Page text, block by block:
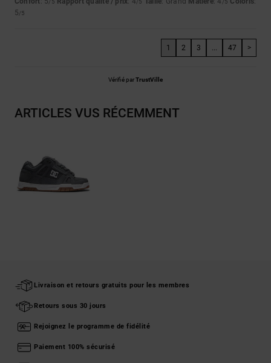
/5 /5 /5
5/5
1 2 3 ... 47 >
Vérifié parTrustVille
ARTICLES VUS RÉCEMMENT
Livraison et retours gratuits pour les membres
Retours sous 30 jours
Rejoignez le programme de fidélité
Paiement 100% sécurisé